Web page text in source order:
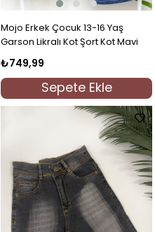
Mojo Erkek Çocuk 13-16 Yaş
Garson Likralı Kot Şort Kot Mavi
₺749,99
Sepete Ekle